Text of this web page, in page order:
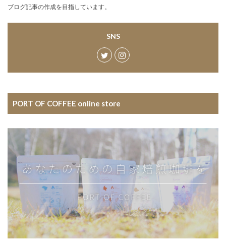
ブログ記事の作成を目指しています。
SNS
PORT OF COFFEE online store